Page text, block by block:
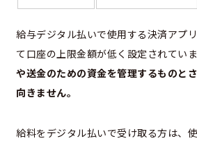
給与デジタル払いで使用する決済アプ
て口座の上限金額が低く設定されていま
や送金のための資金を管理するものと
向きません。
給料をデジタル払いで受け取る方は、